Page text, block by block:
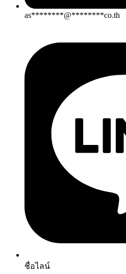
as********@********co.th
ชื่อไลน์